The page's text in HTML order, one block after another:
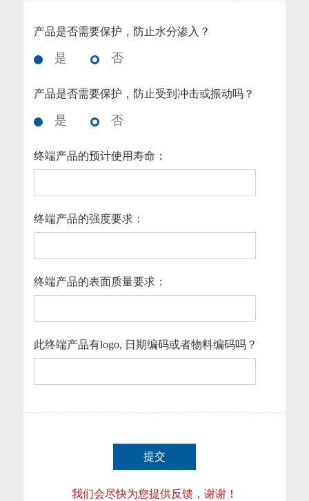
产品是否需要保护，防止水分渗入？
是 否
产品是否需要保护，防止受到冲击或振动吗？
是 否
终端产品的预计使用寿命：
终端产品的强度要求：
终端产品的表面质量要求：
此终端产品有logo, 日期编码或者物料编码吗？
提交
我们会尽快为您提供反馈，谢谢！